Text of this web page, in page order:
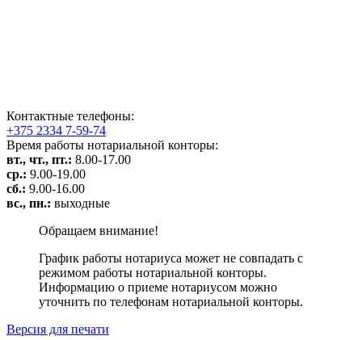
Контактные телефоны:
+375 2334 7-59-74
Время работы нотариальной конторы:
вт., чт., пт.: 8.00-17.00
ср.: 9.00-19.00
сб.: 9.00-16.00
вс., пн.: выходные
Обращаем внимание!
График работы нотариуса может не совпадать с
режимом работы нотариальной конторы.
Информацию о приеме нотариусом можно
уточнить по телефонам нотариальной конторы.
Версия для печати